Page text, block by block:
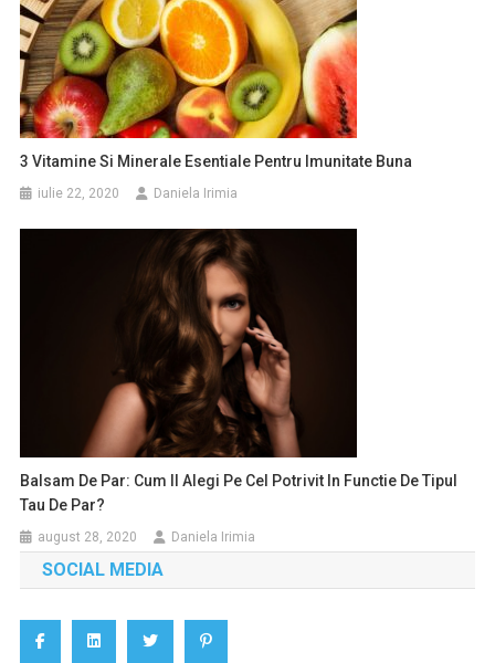
3 Vitamine Si Minerale Esentiale Pentru Imunitate Buna
iulie 22, 2020 Daniela Irimia
Balsam De Par: Cum Il Alegi Pe Cel Potrivit In Functie De Tipul
Tau De Par?
august 28, 2020 Daniela Irimia
SOCIAL MEDIA